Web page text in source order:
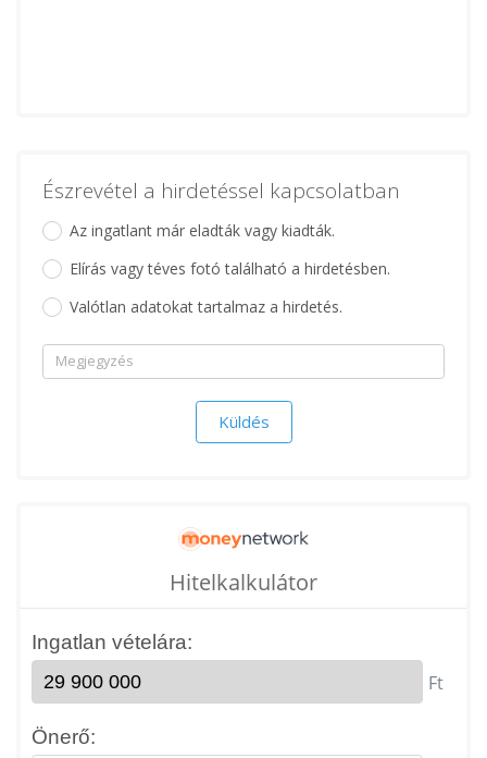
Észrevétel a hirdetéssel kapcsolatban
Az ingatlant már eladták vagy kiadták.
Elírás vagy téves fotó található a hirdetésben.
Valótlan adatokat tartalmaz a hirdetés.